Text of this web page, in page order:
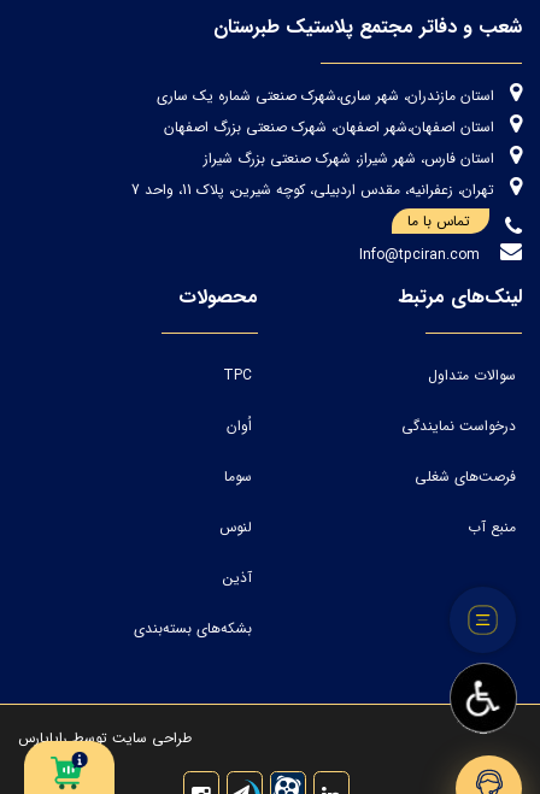
شعب و دفاتر مجتمع پلاستیک طبرستان
استان مازندران، شهر ساری،شهرک صنعتی شماره یک ساری
استان اصفهان،شهر اصفهان، شهرک صنعتی بزرگ اصفهان
استان فارس، شهر شیراز، شهرک صنعتی بزرگ شیراز
تهران، زعفرانیه، مقدس اردبیلی، کوچه شیرین، پلاک 11، واحد 7
تماس با ما
لینک‌های مرتبط
سوالات متداول
درخواست نمایندگی
فرصت‌های شغلی
منبع آب
محصولات
TPC
اُوان
سوما
لنوس
آذین
بشکه‌های بسته‌بندی
طراحی سایت توسطرایاپارس